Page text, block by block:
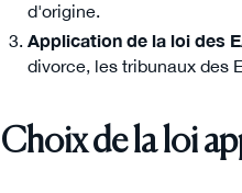
d'origine.
Application de la loi des
divorce, les tribunaux des
Choix de la loi